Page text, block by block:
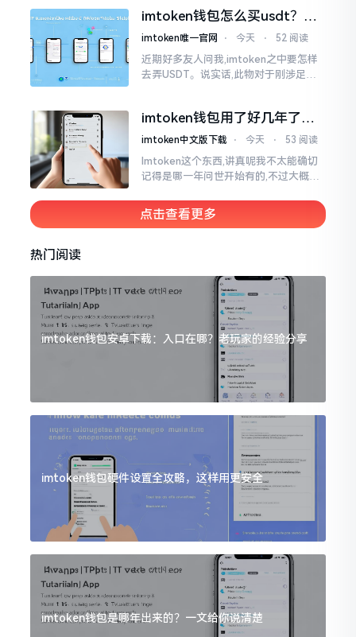
imtoken钱包怎么买usdt？老
手教你简单三步搞定
imtoken唯一官网 ⋅ 今天 ⋅ 52 阅读
近期好多友人问我,imtoken之中要怎样
去弄USDT。说实话,此物对于刚涉足币
imtoken钱包用了好几年了，
到底多少年了？
imtoken中文版下载 ⋅ 今天 ⋅ 53 阅读
Imtoken这个东西,讲真呢我不太能确切
记得是哪一年问世开始有的,不过大概在
变得热门起来了,一直到现如今大概差不
多快要十年的时间了。
点击查看更多
热门阅读
imtoken钱包安卓下载：入口在哪？老玩家的经验分享
imtoken钱包硬件设置全攻略，这样用更安全
imtoken钱包是哪年出来的？一文给你说清楚